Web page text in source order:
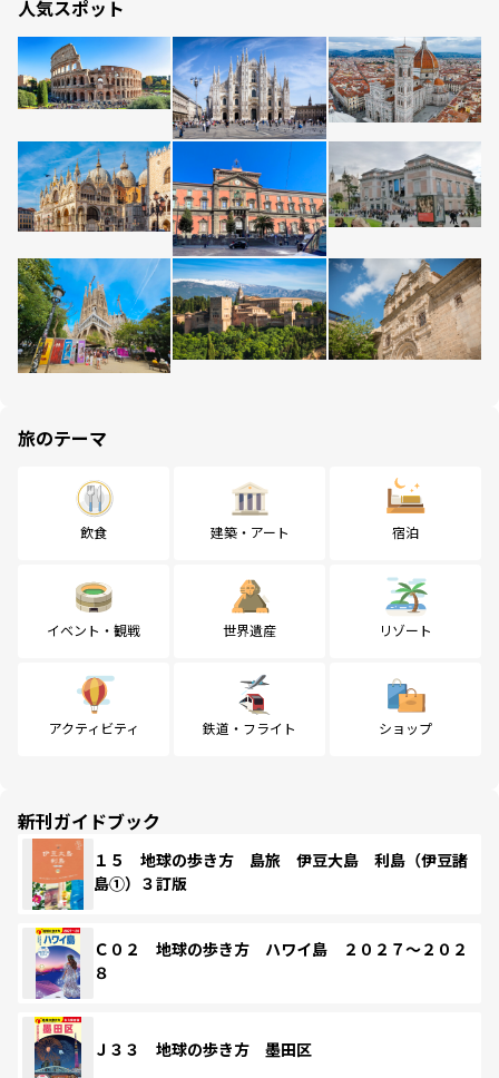
人気スポット
旅のテーマ
飲食 建築・アート 宿泊
イベント・観戦 世界遺産 リゾート
アクティビティ 鉄道・フライト ショップ
新刊ガイドブック
１５ 地球の歩き方 島旅 伊豆大島 利島（伊豆諸
島①）３訂版
Ｃ０２ 地球の歩き方 ハワイ島 ２０２７～２０２
８
Ｊ３３ 地球の歩き方 墨田区